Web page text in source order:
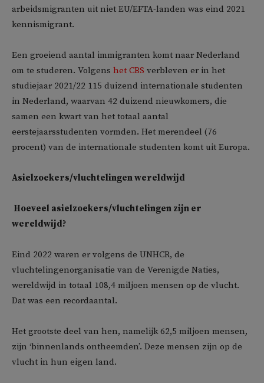
arbeidsmigranten uit niet EU/EFTA-landen was eind 2021
kennismigrant.
Een groeiend aantal immigranten komt naar Nederland
om te studeren. Volgens het CBS verbleven er in het
studiejaar 2021/22 115 duizend internationale studenten
in Nederland, waarvan 42 duizend nieuwkomers, die
samen een kwart van het totaal aantal
eerstejaarsstudenten vormden. Het merendeel (76
procent) van de internationale studenten komt uit Europa.
Asielzoekers/vluchtelingen wereldwijd
Hoeveel asielzoekers/vluchtelingen zijn er
wereldwijd?
Eind 2022 waren er volgens de UNHCR, de
vluchtelingenorganisatie van de Verenigde Naties,
wereldwijd in totaal 108,4 miljoen mensen op de vlucht.
Dat was een recordaantal.
Het grootste deel van hen, namelijk 62,5 miljoen mensen,
zijn ‘binnenlands ontheemden’. Deze mensen zijn op de
vlucht in hun eigen land.